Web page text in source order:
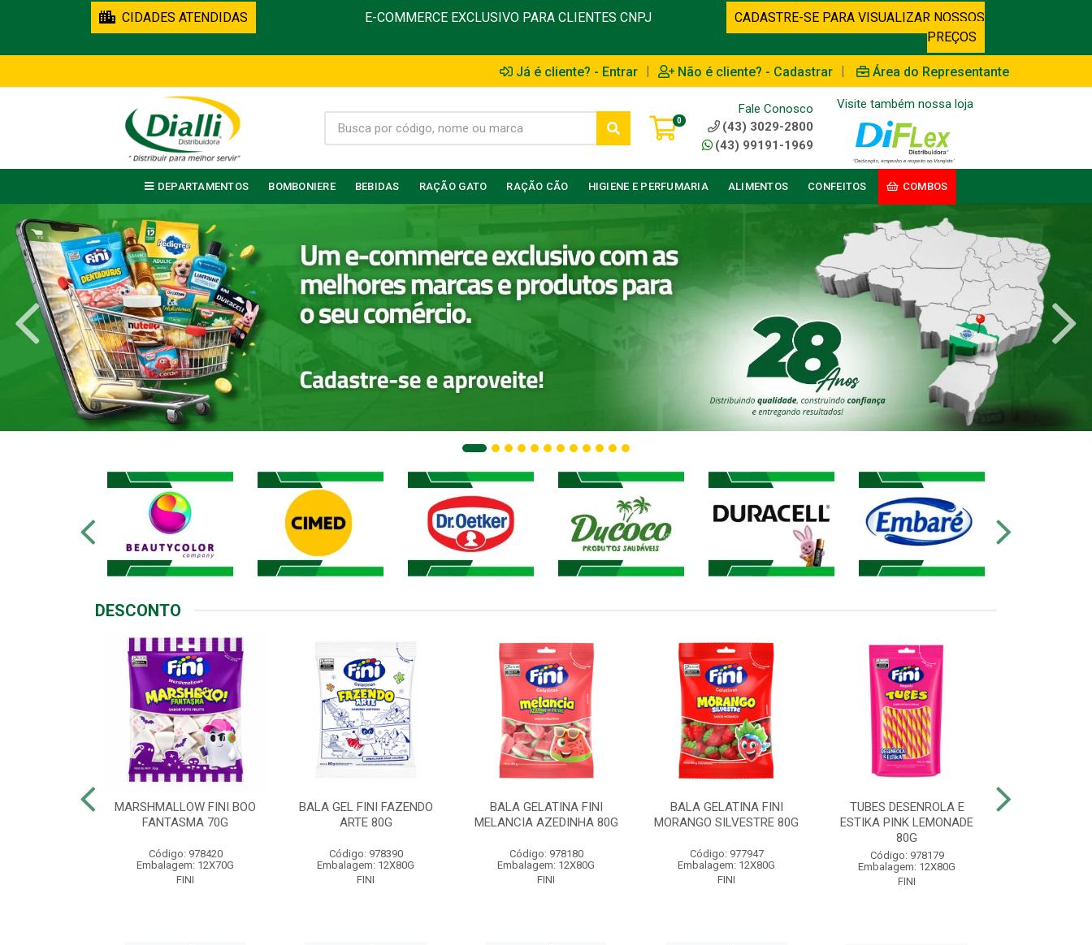
CIDADES ATENDIDAS E-COMMERCE EXCLUSIVO PARA CLIENTES CNPJ
CADASTRE-SE PARA VISUALIZAR NOSSOS
PREÇOS
Já é cliente? - Entrar | Não é cliente? - Cadastrar | Área do Representante
0
Fale Conosco
(43) 3029-2800
(43) 99191-1969
Visite também nossa loja
DEPARTAMENTOS BOMBONIERE BEBIDAS RAÇÃO GATO RAÇÃO CÃO HIGIENE E PERFUMARIA ALIMENTOS CONFEITOS COMBOS
DESCONTO
MARSHMALLOW FINI BOO
FANTASMA 70G
Código: 978420
Embalagem: 12X70G
FINI
BALA GEL FINI FAZENDO
ARTE 80G
Código: 978390
Embalagem: 12X80G
FINI
BALA GELATINA FINI
MELANCIA AZEDINHA 80G
Código: 978180
Embalagem: 12X80G
FINI
BALA GELATINA FINI
MORANGO SILVESTRE 80G
Código: 977947
Embalagem: 12X80G
FINI
TUBES DESENROLA E
ESTIKA PINK LEMONADE
80G
Código: 978179
Embalagem: 12X80G
FINI